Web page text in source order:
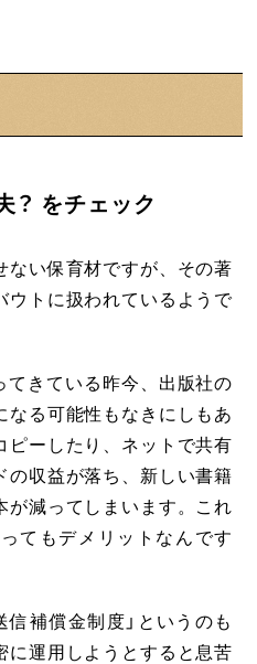
？ をチェック
ない保育材ですが、その著
ウトに扱われているようで
てきている昨今、出版社の
なる可能性もなきにしもあ
ーしたり、ネットで共有
の収益が落ち、新しい書籍
が減ってしまいます。これ
てもデメリットなんです
信補償金制度」というのも
に運用しようとすると息苦